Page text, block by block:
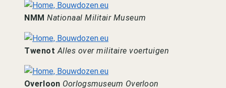
NMM Nationaal Militair Museum
Twenot Alles over militaire voertuigen
Overloon Oorlogsmuseum Overloon